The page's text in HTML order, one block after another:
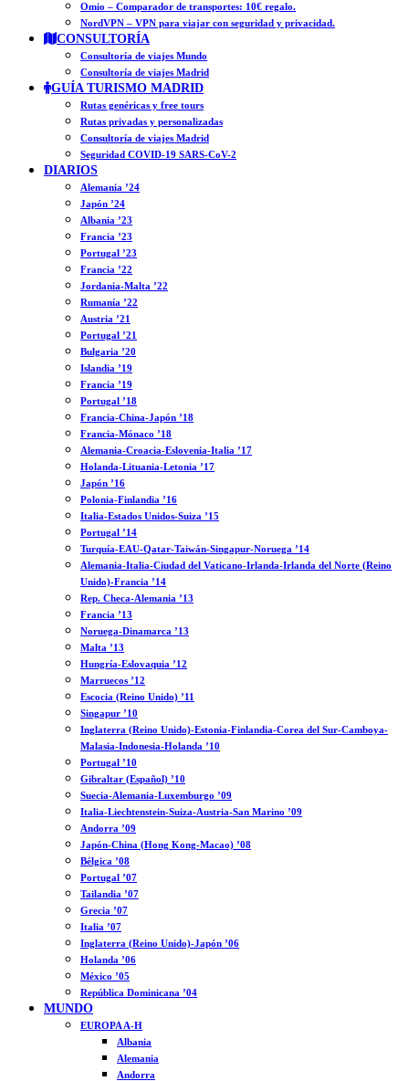
Omio – Comparador de transportes: 10€ regalo.
NordVPN – VPN para viajar con seguridad y privacidad.
CONSULTORÍA
Consultoría de viajes Mundo
Consultoría de viajes Madrid
GUÍA TURISMO MADRID
Rutas genéricas y free tours
Rutas privadas y personalizadas
Consultoría de viajes Madrid
Seguridad COVID-19 SARS-CoV-2
DIARIOS
Alemania ’24
Japón ’24
Albania ’23
Francia ’23
Portugal ’23
Francia ’22
Jordania-Malta ’22
Rumanía ’22
Austria ’21
Portugal ’21
Bulgaria ’20
Islandia ’19
Francia ’19
Portugal ’18
Francia-China-Japón ’18
Francia-Mónaco ’18
Alemania-Croacia-Eslovenia-Italia ’17
Holanda-Lituania-Letonia ’17
Japón ’16
Polonia-Finlandia ’16
Italia-Estados Unidos-Suiza ’15
Portugal ’14
Turquía-EAU-Qatar-Taiwán-Singapur-Noruega ’14
Alemania-Italia-Ciudad del Vaticano-Irlanda-Irlanda del Norte (Reino
Unido)-Francia ’14
Rep. Checa-Alemania ’13
Francia ’13
Noruega-Dinamarca ’13
Malta ’13
Hungría-Eslovaquia ’12
Marruecos ’12
Escocia (Reino Unido) ’11
Singapur ’10
Inglaterra (Reino Unido)-Estonia-Finlandia-Corea del Sur-Camboya-
Malasia-Indonesia-Holanda ’10
Portugal ’10
Gibraltar (Español) ’10
Suecia-Alemania-Luxemburgo ’09
Italia-Liechtenstein-Suiza-Austria-San Marino ’09
Andorra ’09
Japón-China (Hong Kong-Macao) ’08
Bélgica ’08
Portugal ’07
Tailandia ’07
Grecia ’07
Italia ’07
Inglaterra (Reino Unido)-Japón ’06
Holanda ’06
México ’05
República Dominicana ’04
MUNDO
EUROPA A-H
Albania
Alemania
Andorra